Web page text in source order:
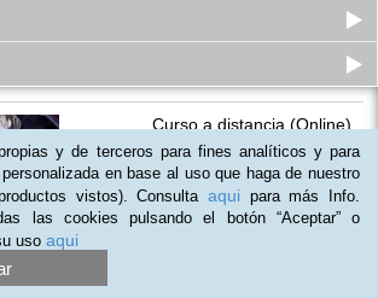
Curso a distancia (Online)
Profesional de Montador de
estructu...
Plazas disponibles
193.500 ars $88.500 ars
y de terceros para fines analíticos y para
en base al uso que haga de nuestro
vistos). Consulta aqui para más Info.
las cookies pulsando el botón “Aceptar” o
uso aqui